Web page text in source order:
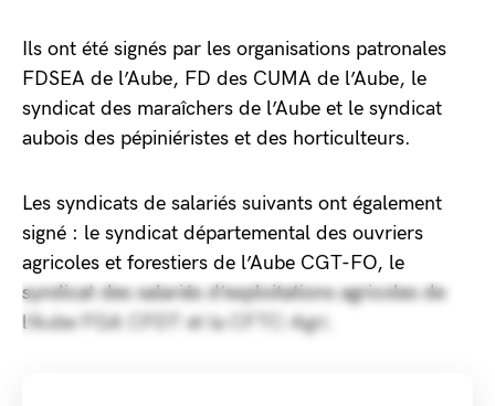
Ils ont été signés par les organisations patronales
FDSEA de l’Aube, FD des CUMA de l’Aube, le
syndicat des maraîchers de l’Aube et le syndicat
aubois des pépiniéristes et des horticulteurs.
Les syndicats de salariés suivants ont également
signé : le syndicat départemental des ouvriers
agricoles et forestiers de l’Aube CGT-FO, le
syndicat des salariés d’exploitations agricoles de
l’Aube FGA CFDT et la CFTC-Agri.